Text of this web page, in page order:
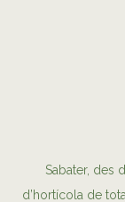
Sabater, des
d’hortícola de